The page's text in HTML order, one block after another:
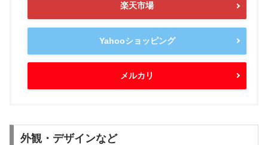
楽天市場
Yahooショッピング
メルカリ
外観・デザインなど